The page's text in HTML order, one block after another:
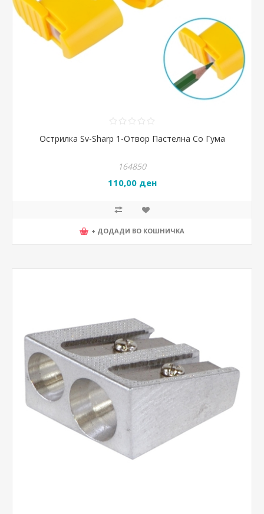
Острилка Sv-Sharp 1-Отвор Пастелна Со Гума
164850
110,00 ден
+ ДОДАДИ ВО КОШНИЧКА